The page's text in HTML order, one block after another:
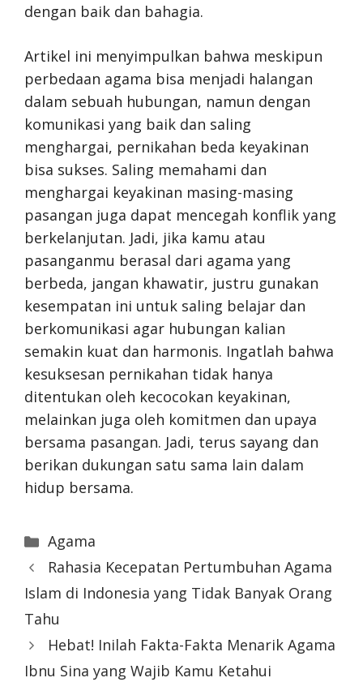
dengan baik dan bahagia.
Artikel ini menyimpulkan bahwa meskipun
perbedaan agama bisa menjadi halangan
dalam sebuah hubungan, namun dengan
komunikasi yang baik dan saling
menghargai, pernikahan beda keyakinan
bisa sukses. Saling memahami dan
menghargai keyakinan masing-masing
pasangan juga dapat mencegah konflik yang
berkelanjutan. Jadi, jika kamu atau
pasanganmu berasal dari agama yang
berbeda, jangan khawatir, justru gunakan
kesempatan ini untuk saling belajar dan
berkomunikasi agar hubungan kalian
semakin kuat dan harmonis. Ingatlah bahwa
kesuksesan pernikahan tidak hanya
ditentukan oleh kecocokan keyakinan,
melainkan juga oleh komitmen dan upaya
bersama pasangan. Jadi, terus sayang dan
berikan dukungan satu sama lain dalam
hidup bersama.
Categories
Agama
Rahasia Kecepatan Pertumbuhan Agama
Islam di Indonesia yang Tidak Banyak Orang
Tahu
Hebat! Inilah Fakta-Fakta Menarik Agama
Ibnu Sina yang Wajib Kamu Ketahui